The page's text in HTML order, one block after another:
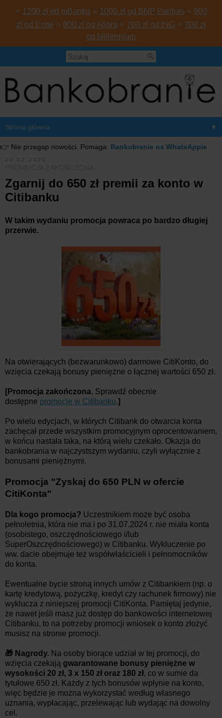
⭐ 1200 zł od mBanku ⭐ 1000 zł od BNP Paribas ⭐ 900
zł od Erste ⭐ 800 zł od Aliora ⭐ 700 zł od ING ⭐ 700 zł
od Millennium
▼
👉 Nie przegap nowości. Pomaga: Bankobranie na WhatsAppie
Zgarnij do 650 zł premii za konto w
Citibanku
W takim wydaniu promocja powraca po bardzo długiej
przerwie.
Na otwierających (bezwarunkowo) darmowe CitiKonto, do
wzięcia czekają bonusy pieniężne o łącznej wartości 650 zł.
[Promocja zakończona. Sprawdź obecnie
dostępne promocje w Citibanku.]
Po wielu edycjach, w których Citibank do otwarcia konta
zachęcał przede wszystkim promocyjnym oprocentowaniem,
w końcu nastała taka, na którą wielu czekało. Okazja do
bankobrania w najczystszym wydaniu, czyli wyłącznie z
bonusami pieniężnymi.
Promocja "Zyskaj do 650 PLN w ofercie
CitiKonta"
Dla kogo promocja? Uczestnikiem może być osoba
pełnoletnia, która nie ma i po 31.07.2024 r. nie miała konta
(osobistego, oszczędnościowego i/lub
SuperOszczędnościowego) w Citibanku. Wykluczenie po
ww. dacie obejmuje też współwłaścicieli i pełnomocników
do konta.
Ewentualne bycie stroną innych umów z Citibankiem (np. o
kartę kredytową, pożyczkę, kredyt czy rachunek firmowy) nie
wyklucza z niniejszej promocji CitiKonta. Pamiętaj jedynie,
że nawet jeśli masz już dostęp do bankowości internetowej
Citibanku, to na potrzeby promocji wniosek o konto złożyć
musisz na stronie promocji.
🎁 Nagrody. Na osoby biorące udział w tej promocji, do
wzięcia czekają gwarantowane bonusy pieniężne w
wysokości 20 zł, 3 x 150 zł oraz 180 zł, co w sumie da
tytułowe 650 zł. Każdy z tych bonusów wpłynie na konto,
więc będzie je można wykorzystać według własnego
uznania, wypłacając, przelewając lub wydając na dowolny
cel.